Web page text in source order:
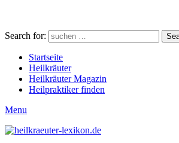
Search for:
Startseite
Heilkräuter
Heilkräuter Magazin
Heilpraktiker finden
Menu